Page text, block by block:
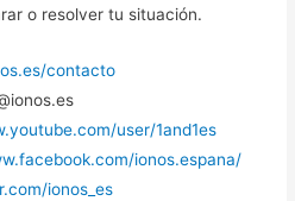
o resolver tu situación.
contacto
user/1and1es
ionos.espana/
ionos_es